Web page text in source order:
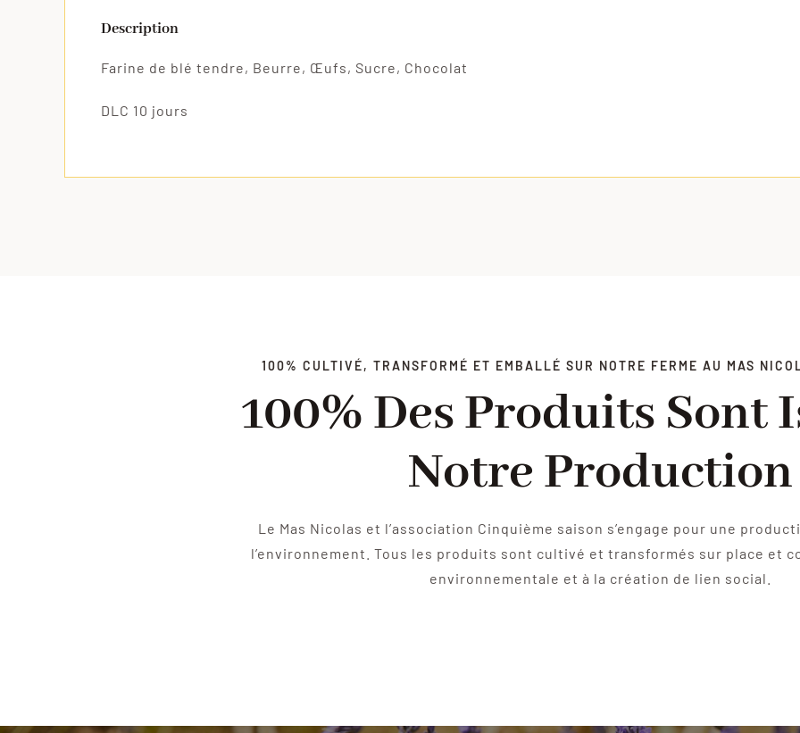
Description
Farine de blé tendre, Beurre, Œufs, Sucre, Chocolat
DLC 10 jours
100% CULTIVÉ, TRANSFORMÉ ET EMBALLÉ SUR NOTRE FERME AU MAS
100% Des Produits Sont
Notre Production
Le Mas Nicolas et l’association Cinquième saison s’engage pour une
l’environnement. Tous les produits sont cultivé et transformés sur place et
environnementale et à la création de lien social.